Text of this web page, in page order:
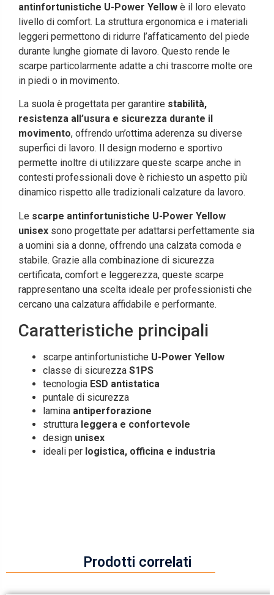
antinfortunistiche U-Power Yellow è il loro elevato
livello di comfort. La struttura ergonomica e i materiali
leggeri permettono di ridurre l’affaticamento del piede
durante lunghe giornate di lavoro. Questo rende le
scarpe particolarmente adatte a chi trascorre molte ore
in piedi o in movimento.
La suola è progettata per garantire stabilità,
resistenza all’usura e sicurezza durante il
movimento, offrendo un’ottima aderenza su diverse
superfici di lavoro. Il design moderno e sportivo
permette inoltre di utilizzare queste scarpe anche in
contesti professionali dove è richiesto un aspetto più
dinamico rispetto alle tradizionali calzature da lavoro.
Le scarpe antinfortunistiche U-Power Yellow
unisex sono progettate per adattarsi perfettamente sia
a uomini sia a donne, offrendo una calzata comoda e
stabile. Grazie alla combinazione di sicurezza
certificata, comfort e leggerezza, queste scarpe
rappresentano una scelta ideale per professionisti che
cercano una calzatura affidabile e performante.
Caratteristiche principali
scarpe antinfortunistiche U-Power Yellow
classe di sicurezza S1PS
tecnologia ESD antistatica
puntale di sicurezza
lamina antiperforazione
struttura leggera e confortevole
design unisex
ideali per logistica, officina e industria
Prodotti correlati